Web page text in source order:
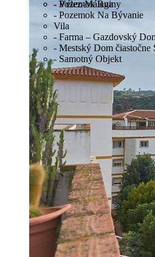
- Pozemok Ruiny
- Pozemok Na Bývanie
Vila
- Farma – Gazdovský
- Mestský Dom čiastočne
- Samotný Objekt
- Vélez-Málaga